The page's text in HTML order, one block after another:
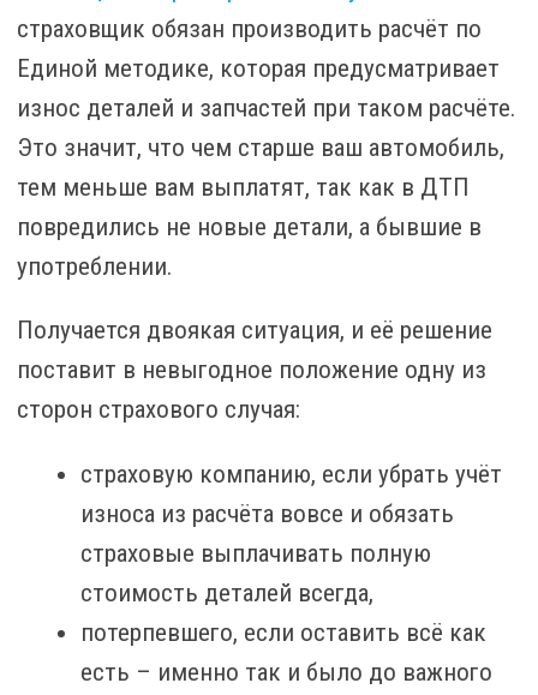
страховщик обязан производить расчёт по
Единой методике, которая предусматривает
износ деталей и запчастей при таком расчёте.
Это значит, что чем старше ваш автомобиль,
тем меньше вам выплатят, так как в ДТП
повредились не новые детали, а бывшие в
употреблении.
Получается двоякая ситуация, и её решение
поставит в невыгодное положение одну из
сторон страхового случая:
страховую компанию, если убрать учёт
износа из расчёта вовсе и обязать
страховые выплачивать полную
стоимость деталей всегда,
потерпевшего, если оставить всё как
есть – именно так и было до важного